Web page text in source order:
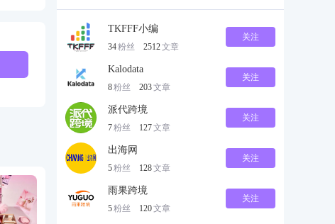
TKFFF小编
34粉丝 2512文章
关注
Kalodata
8粉丝 203文章
关注
派代跨境
7粉丝 127文章
关注
出海网
5粉丝 128文章
关注
雨果跨境
5粉丝 120文章
关注